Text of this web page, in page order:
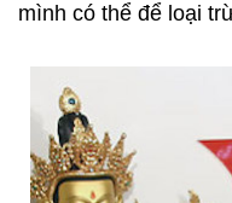
mình có thể để loại